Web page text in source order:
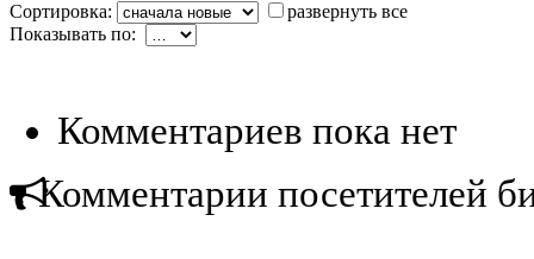
Сортировка:
развернуть все
Показывать по:
Комментариев пока нет
Комментарии посетителей